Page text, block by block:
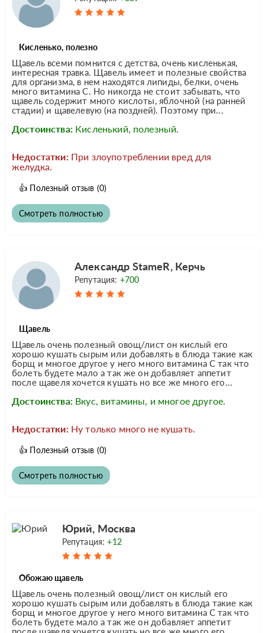
Кисленько, полезно
Щавель всеми помнится с детства, очень кисленькая,
интересная травка. Щавель имеет и полезные свойства
для организма, в нем находятся липиды, белки, очень
много витамина C. Но никогда не стоит забывать, что
щавель содержит много кислоты, яблочной (на ранней
стадии) и щавелевую (на поздней). Поэтому при...
Достоинства: Кисленький, полезный.
Недостатки: При злоупотреблении вред для
желудка.
👍 Полезный отзыв (0)
Смотреть полностью
Александр StameR, Керчь
Репутация: +700
Щавель
Щавель очень полезный овощ/лист он кислый его
хорошо кушать сырым или добавлять в блюда такие как
борщ и многое другое у него много витамина С так что
болеть будете мало а так же он добавляет аппетит
после щавеля хочется кушать но все же много его...
Достоинства: Вкус, витамины, и многое другое.
Недостатки: Ну только много не кушать.
👍 Полезный отзыв (0)
Смотреть полностью
Юрий, Москва
Репутация:+12
Обожаю щавель
Щавель очень полезный овощ/лист он кислый его
хорошо кушать сырым или добавлять в блюда такие как
борщ и многое другое у него много витамина С так что
болеть будете мало а так же он добавляет аппетит